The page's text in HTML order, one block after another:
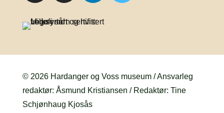
© 2026 Hardanger og Voss museum / Ansvarleg
redaktør: Åsmund Kristiansen / Redaktør: Tine
Schjønhaug Kjosås